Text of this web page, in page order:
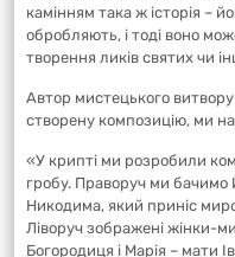
камінням така ж історія –
обробляють, і тоді воно
творення ликів святих чи
Автор мистецького
створену композицію, ми
«У крипті ми розробили
гробу. Праворуч ми бачимо
Никодима, який приніс
Ліворуч зображені жінки-
Богородиця і Марія – мати